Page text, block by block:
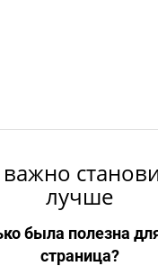
лучше
была полезна
страница?